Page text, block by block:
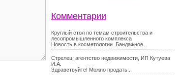
Комментарии
Круглый стол по темам строительства и
лесопромышленного комплекса
Новость в косметологии. Бандажное...
Стрелец, агентство недвижимости, ИП Кутуева
И.А.
Здравствуйте! Можно продать...